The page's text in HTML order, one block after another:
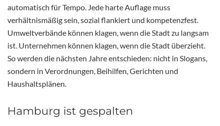
automatisch für Tempo. Jede harte Auflage muss
verhältnismäßig sein, sozial flankiert und kompetenzfest.
Umweltverbände können klagen, wenn die Stadt zu langsam
ist. Unternehmen können klagen, wenn die Stadt überzieht.
So werden die nächsten Jahre entschieden: nicht in Slogans,
sondern in Verordnungen, Beihilfen, Gerichten und
Haushaltsplänen.
Hamburg ist gespalten